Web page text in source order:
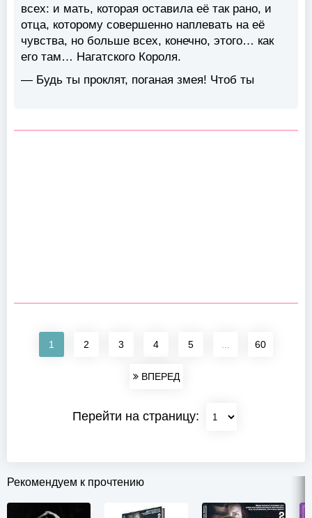
всех: и мать, которая оставила её так рано, и
отца, которому совершенно наплевать на её
чувства, но больше всех, конечно, этого… как
его там… Нагатского Короля.
— Будь ты проклят, поганая змея! Чтоб ты
1 2 3 4 5 60
ВПЕРЕД
Перейти на страницу:
Рекомендуем к прочтению